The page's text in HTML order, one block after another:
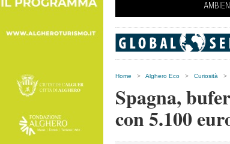
Home > Alghero Eco > Curiosità >
Spagna,
con 5.100